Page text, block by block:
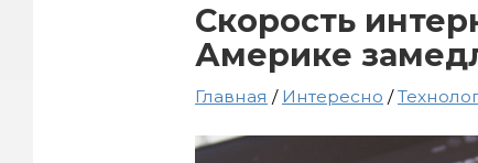
Скорость
Америке
Главная / Интересно /